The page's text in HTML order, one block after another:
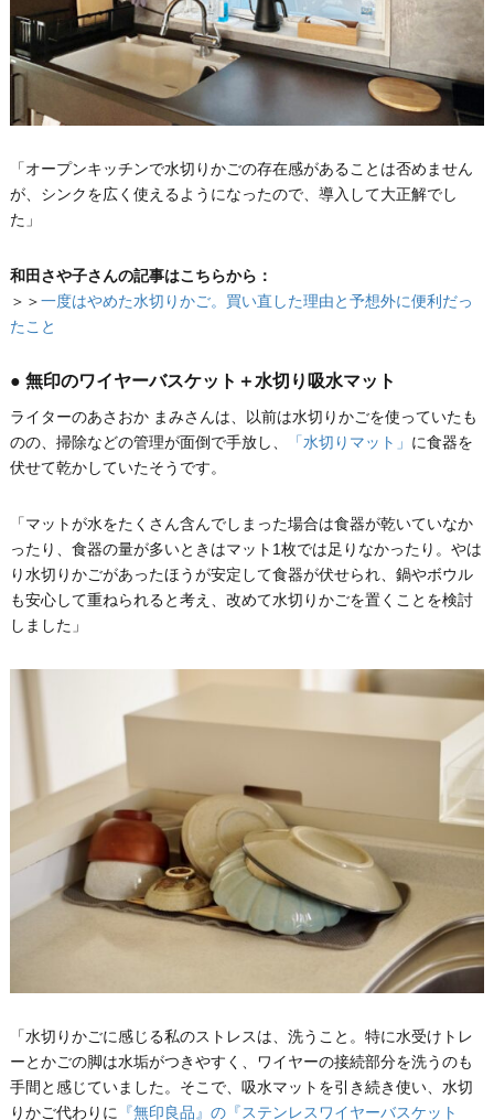
「オープンキッチンで水切りかごの存在感があることは否めません
が、シンクを広く使えるようになったので、導入して大正解でし
た」
和田さや子さんの記事はこちらから：
＞＞一度はやめた水切りかご。買い直した理由と予想外に便利だっ
たこと
● 無印のワイヤーバスケット＋水切り吸水マット
ライターのあさおか まみさんは、以前は水切りかごを使っていたも
のの、掃除などの管理が面倒で手放し、
「水切りマット」 に食器を
伏せて乾かしていたそうです。
「マットが水をたくさん含んでしまった場合は食器が乾いていなか
ったり、食器の量が多いときはマット1枚では足りなかったり。やは
り水切りかごがあったほうが安定して食器が伏せられ、鍋やボウル
も安心して重ねられると考え、改めて水切りかごを置くことを検討
しました」
「水切りかごに感じる私のストレスは、洗うこと。特に水受けトレ
ーとかごの脚は水垢がつきやすく、ワイヤーの接続部分を洗うのも
手間と感じていました。そこで、吸水マットを引き続き使い、水切
りかご代わりに
『無印良品』の『ステンレスワイヤーバスケット